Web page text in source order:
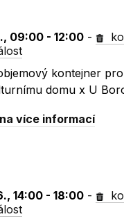
09:00 - 12:00 -
kontejner
domu x U
více informací
14:00 - 18:00 -